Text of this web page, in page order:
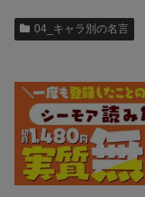
04_キャラ別の名言